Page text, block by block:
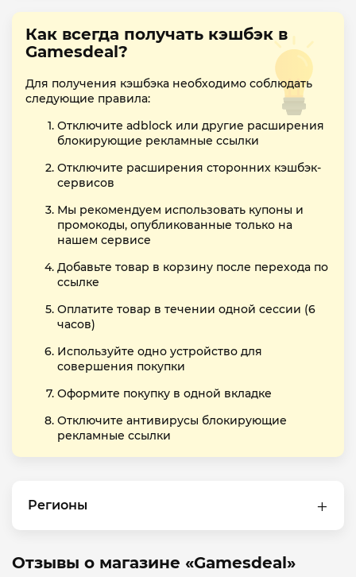
Как всегда получать кэшбэк в
Gamesdeal?
Для получения кэшбэка необходимо соблюдать
следующие правила:
Отключите adblock или другие расширения
блокирующие рекламные ссылки
Отключите расширения сторонних кэшбэк-
сервисов
Мы рекомендуем использовать купоны и
промокоды, опубликованные только на
нашем сервисе
Добавьте товар в корзину после перехода по
ссылке
Оплатите товар в течении одной сессии (6
часов)
Используйте одно устройство для
совершения покупки
Оформите покупку в одной вкладке
Отключите антивирусы блокирующие
рекламные ссылки
Регионы
Отзывы о магазине «Gamesdeal»